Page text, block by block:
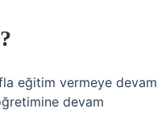
eğitim vermeye devam
devam